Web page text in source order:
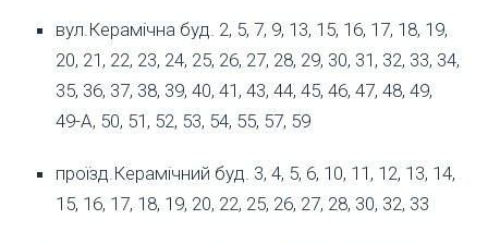
вул.Керамічна буд. 2, 5, 7, 9, 13, 15, 16, 17, 18, 19,
20, 21, 22, 23, 24, 25, 26, 27, 28, 29, 30, 31, 32, 33, 34,
35, 36, 37, 38, 39, 40, 41, 43, 44, 45, 46, 47, 48, 49,
49-А, 50, 51, 52, 53, 54, 55, 57, 59
проїзд.Керамічний буд. 3, 4, 5, 6, 10, 11, 12, 13, 14,
15, 16, 17, 18, 19, 20, 22, 25, 26, 27, 28, 30, 32, 33